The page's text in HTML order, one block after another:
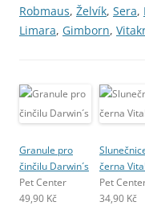
Robmaus, Želvík, Sera,
Limara, Gimborn,
Granule pro
činčilu Darwin´s
Pet Center
49,90 Kč
černa
Pet
34,90 Kč